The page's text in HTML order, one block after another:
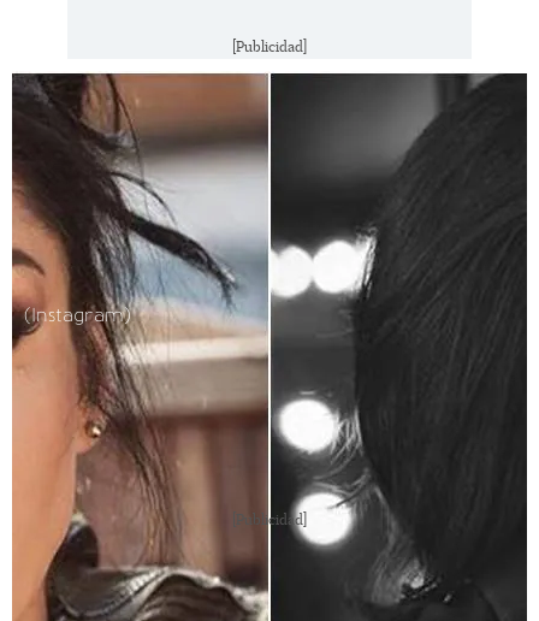
[Publicidad]
(Instagram)
[Publicidad]